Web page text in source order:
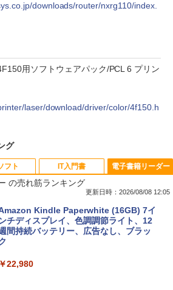
downloads/router/nxrg110/index.
用ソフトウェアパック/PCL 6 プリン
laser/download/driver/color/4f150.h
グ
2026 MacBook Neo A18 Proチッ
プ搭載13インチノートブック：AIとAppl
Intelligenceのために設計、Liquid Ret
ディスプレイ、8GBユニファイドメモ
eTime HDカメラ - インディゴ
フト
ギフトカード - 800 Robux 【限
定バーチャルアイテムを含む】 【オンラ
ンゲームコード】 ロブロックス | オン
インコード版
￥1,300
IT入門書
成AIパスポート公式テキスト 第４版
1,766
電子書籍リーダー
の売れ筋ランキング
更新日時：2026/08/08 12:05
Kindle Paperwhite (16GB) 7イ
ンチディスプレイ、色調調節ライト、12
間持続バッテリー、広告なし、ブラッ
￥22,980